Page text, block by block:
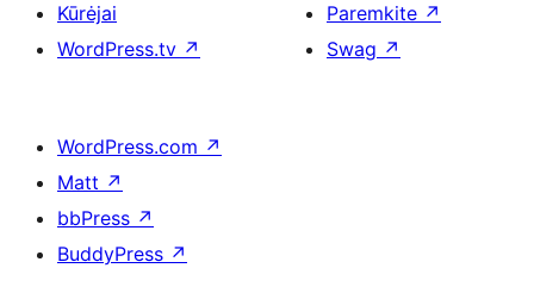
Kūrėjai
WordPress.tv ↗
Paremkite ↗
Swag ↗
WordPress.com ↗
Matt ↗
bbPress ↗
BuddyPress ↗